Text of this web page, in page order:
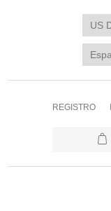
REGISTRO